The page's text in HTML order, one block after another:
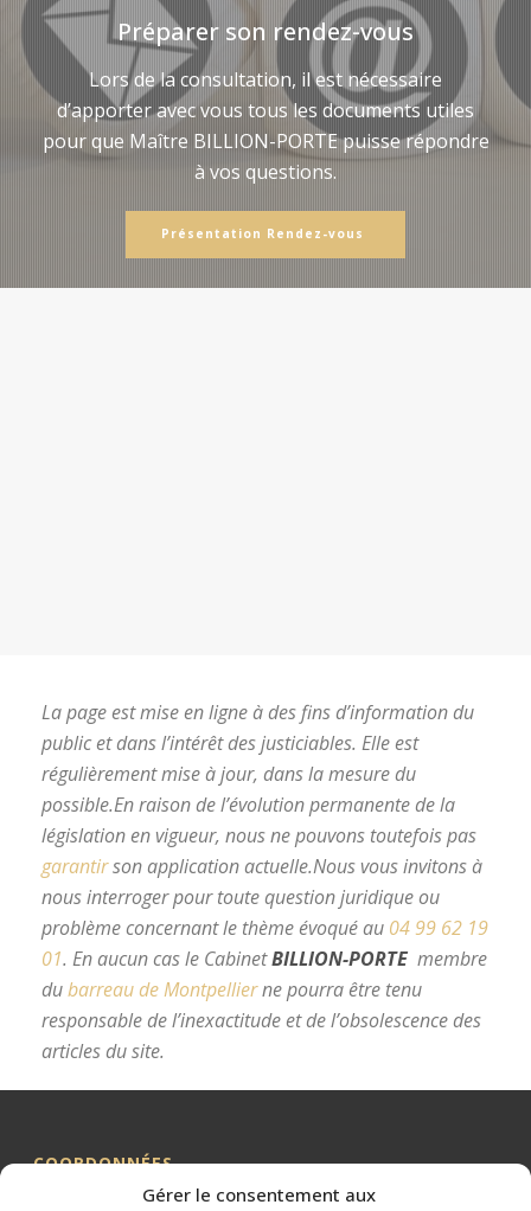
Gérer le consentement aux
Préparer son rendez-vous
Lors de la consultation, il est nécessaire
d’apporter avec vous tous les documents utiles
pour que Maître BILLION-PORTE puisse répondre
à vos questions.
Présentation Rendez-vous
La page est mise en ligne à des fins d’information du
public et dans l’intérêt des justiciables. Elle est
régulièrement mise à jour, dans la mesure du
possible.En raison de l’évolution permanente de la
législation en vigueur, nous ne pouvons toutefois pas
garantirson application actuelle.Nous vous invitons à
nous interroger pour toute question juridique ou
problème concernant le thème évoqué au 04 99 62 19
01. En aucun cas le CabinetBILLION-PORTE membre
dubarreau de Montpellierne pourra être tenu
responsable de l’inexactitude et de l’obsolescence des
articles du site.
COORDONNÉES
Me BILLION-PORTE